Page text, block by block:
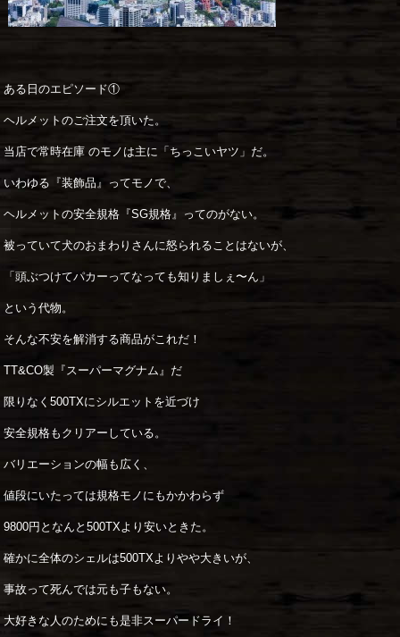
ある日のエピソード①
ヘルメットのご注文を頂いた。
当店で常時在庫 のモノは主に「ちっこいヤツ」だ。
いわゆる『装飾品』ってモノで、
ヘルメットの安全規格『SG規格』ってのがない。
被っていて犬のおまわりさんに怒られることはないが、
「頭ぶつけてパカーってなっても知りましぇ〜ん」
という代物。
そんな不安を解消する商品がこれだ！
TT&CO製『スーパーマグナム』だ
限りなく500TXにシルエットを近づけ
安全規格もクリアーしている。
バリエーションの幅も広く、
値段にいたっては規格モノにもかかわらず
9800円となんと500TXより安いときた。
確かに全体のシェルは500TXよりやや大きいが、
事故って死んでは元も子もない。
大好きな人のためにも是非スーパードライ！